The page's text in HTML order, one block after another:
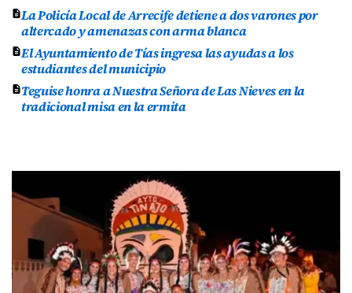
La Policía Local de Arrecife detiene a dos varones por
altercado y amenazas con arma blanca
El Ayuntamiento de Tías ingresa las ayudas a los
estudiantes del municipio
Teguise honra a Nuestra Señora de Las Nieves en la
tradicional misa en la ermita